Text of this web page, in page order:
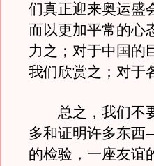
们真正迎来奥运盛
而以更加平常的心
力之；对于中国的
我们欣赏之；对于
总之，我们不要
多和证明许多东
的检验，一座友谊